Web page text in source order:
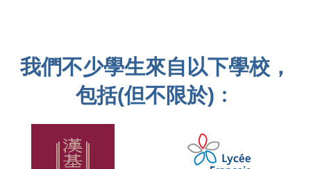
我們不少學生來自以下學校，
包括(但不限於)﹕